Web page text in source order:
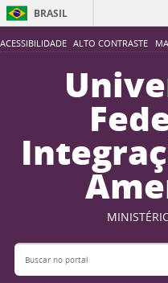
ACESSIBILIDADE ALTO CONTRASTE
BRASIL
Buscar no portal